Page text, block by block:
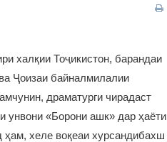
халқии Тоҷикистон, барандаи
Ҷоизаи байналмилалии
драматурги чирадаст
«Борони ашк» дар ҳаёти
хеле воқеаи хурсандибахш